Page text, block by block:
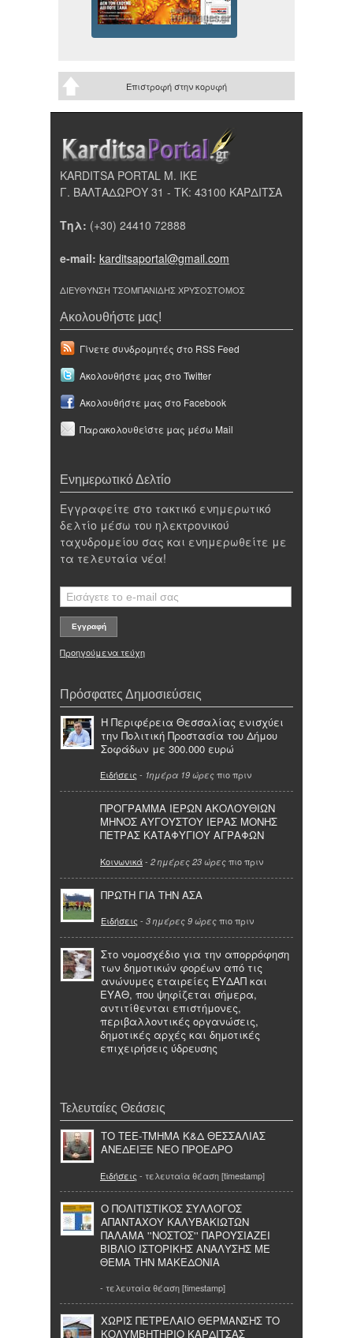
Επιστροφή στην κορυφή
KARDITSA PORTAL Μ. ΙΚΕ
Γ. ΒΑΛΤΑΔΩΡΟΥ 31 - ΤΚ: 43100 ΚΑΡΔΙΤΣΑ
Τηλ: (+30) 24410 72888
e-mail: karditsaportal@gmail.com
ΔΙΕΥΘΥΝΣΗ ΤΣΟΜΠΑΝΙΔΗΣ ΧΡΥΣΟΣΤΟΜΟΣ
Ακολουθήστε μας!
Γίνετε συνδρομητές στο RSS Feed
Ακολουθήστε μας στο Twitter
Ακολουθήστε μας στο Facebook
Παρακολουθείστε μας μέσω Mail
Ενημερωτικό Δελτίο
Εγγραφείτε στο τακτικό ενημερωτικό
δελτίο μέσω του ηλεκτρονικού
ταχυδρομείου σας και ενημερωθείτε με
τα τελευταία νέα!
Προηγούμενα τεύχη
Πρόσφατες Δημοσιεύσεις
Η Περιφέρεια Θεσσαλίας ενισχύει
την Πολιτική Προστασία του Δήμου
Σοφάδων με 300.000 ευρώ
Ειδήσεις - 1ημέρα 19 ώρες πιο πριν
ΠΡΟΓΡΑΜΜΑ ΙΕΡΩΝ ΑΚΟΛΟΥΘΙΩΝ
ΜΗΝΟΣ ΑΥΓΟΥΣΤΟΥ ΙΕΡΑΣ ΜΟΝΗΣ
ΠΕΤΡΑΣ ΚΑΤΑΦΥΓΙΟΥ ΑΓΡΑΦΩΝ
Κοινωνικά- 2 ημέρες 23 ώρες πιο πριν
ΠΡΩΤΗ ΓΙΑ ΤΗΝ ΑΣΑ
Ειδήσεις - 3 ημέρες 9 ώρες πιο πριν
Στο νομοσχέδιο για την απορρόφηση
των δημοτικών φορέων από τις
ανώνυμες εταιρείες ΕΥΔΑΠ και
ΕΥΑΘ, που ψηφίζεται σήμερα,
αντιτίθενται επιστήμονες,
περιβαλλοντικές οργανώσεις,
δημοτικές αρχές και δημοτικές
επιχειρήσεις ύδρευσης
Τελευταίες Θεάσεις
ΤΟ ΤΕΕ-ΤΜΗΜΑ Κ&Δ ΘΕΣΣΑΛΙΑΣ
ΑΝΕΔΕΙΞΕ ΝΕΟ ΠΡΟΕΔΡΟ
Ειδήσεις - τελευταία θέαση [timestamp]
Ο ΠΟΛΙΤΙΣΤΙΚΟΣ ΣΥΛΛΟΓΟΣ
ΑΠΑΝΤΑΧΟΥ ΚΑΛΥΒΑΚΙΩΤΩΝ
ΠΑΛΑΜΑ ''ΝΟΣΤΟΣ'' ΠΑΡΟΥΣΙΑΖΕΙ
ΒΙΒΛΙΟ ΙΣΤΟΡΙΚΗΣ ΑΝΑΛΥΣΗΣ ΜΕ
ΘΕΜΑ ΤΗΝ ΜΑΚΕΔΟΝΙΑ
- τελευταία θέαση [timestamp]
ΧΩΡΙΣ ΠΕΤΡΕΛΑΙΟ ΘΕΡΜΑΝΣΗΣ ΤΟ
ΚΟΛΥΜΒΗΤΗΡΙΟ ΚΑΡΔΙΤΣΑΣ